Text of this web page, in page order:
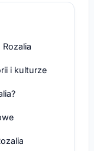
i kulturze